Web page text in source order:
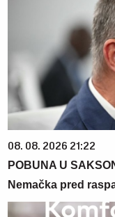
08. 08. 2026 21:22
POBUNA U
Nemačka pred